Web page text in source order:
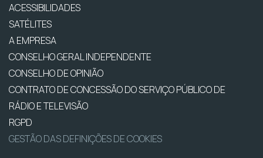
ACESSIBILIDADES
SATÉLITES
A EMPRESA
CONSELHO GERAL INDEPENDENTE
CONSELHO DE OPINIÃO
CONTRATO DE CONCESSÃO DO SERVIÇO PÚBLICO DE
RÁDIO E TELEVISÃO
RGPD
GESTÃO DAS DEFINIÇÕES DE COOKIES